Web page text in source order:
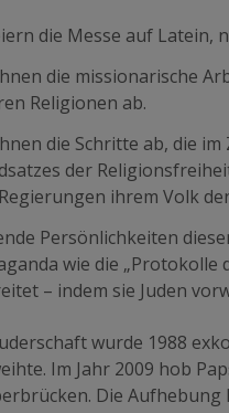
die Messe auf Latein,
die missionarische
Religionen ab.
die Schritte ab, die
der
ihrem Volk
Persönlichkeiten
wie die „Protokolle
– indem sie Juden
wurde 1988
Im Jahr 2009 hob
Die